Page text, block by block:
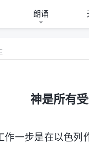
朗诵
神是所有
作一步是在以色列